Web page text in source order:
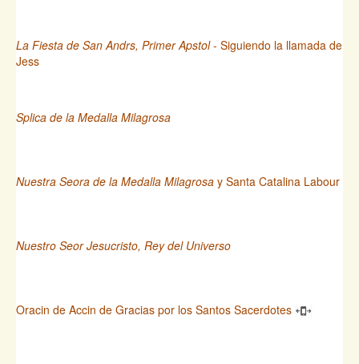
La Fiesta de San Andrs, Primer Apstol- Siguiendo la llamada de
Jess
Splica de la Medalla Milagrosa
Nuestra Seora de la Medalla Milagrosa y Santa Catalina Labour
Nuestro Seor Jesucristo, Rey del Universo
Oracin de Accin de Gracias por los Santos Sacerdotes